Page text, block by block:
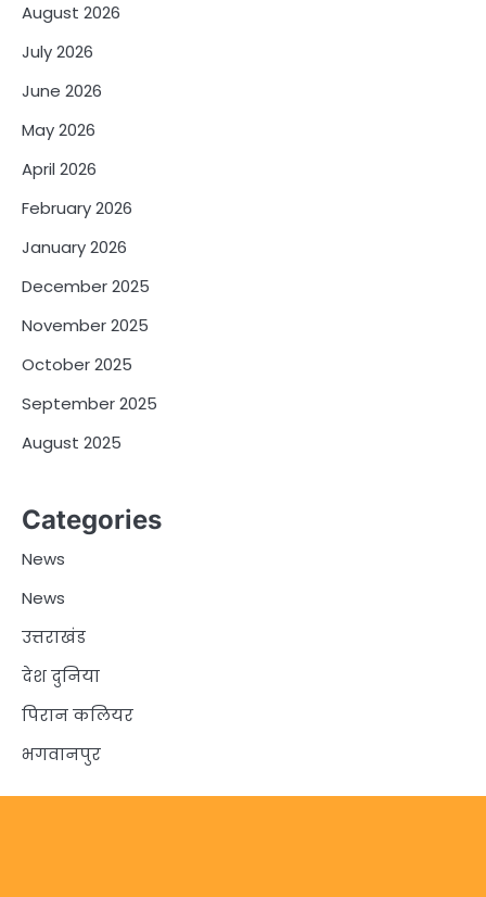
August 2026
July 2026
June 2026
May 2026
April 2026
February 2026
January 2026
December 2025
November 2025
October 2025
September 2025
August 2025
Categories
News
News
उत्तराखंड
देश दुनिया
पिरान कलियर
भगवानपुर